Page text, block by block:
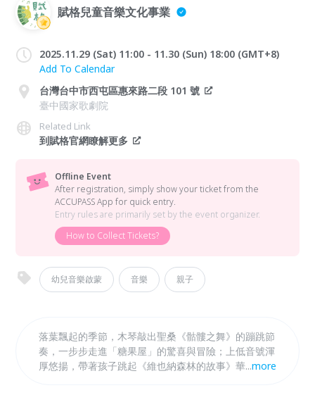
賦格兒童音樂文化事業
2025.11.29 (Sat) 11:00 - 11.30 (Sun) 18:00 (GMT+8)
Add To Calendar
台灣台中市西屯區惠來路二段 101 號
臺中國家歌劇院
Related Link
到賦格官網瞭解更多
Offline Event
After registration, simply show your ticket from the
ACCUPASS App for quick entry.
Entry rules are primarily set by the event organizer.
How to Collect Tickets?
幼兒音樂啟蒙 音樂 親子
落葉飄起的季節，木琴敲出聖桑《骷髏之舞》的蹦跳節
奏，一步步走進「糖果屋」的驚喜與冒險；上低音號渾
厚悠揚，帶著孩子跳起《維也納森林的故事》華爾滋；
...more